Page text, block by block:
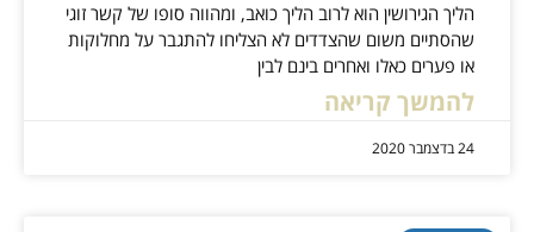
הליך הגירושין הוא לרוב הליך כואב, ומהווה סופו של קשר זוגי
שהסתיים משום שהצדדים לא הצליחו להתגבר על מחלוקות
או פערים כאלו ואחרים בינם לבין
להמשך קריאה
24 בדצמבר 2020